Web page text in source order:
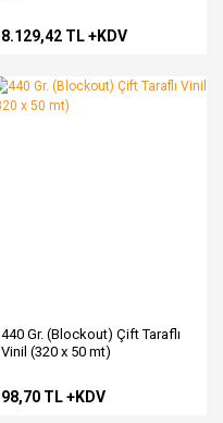
8.129,42 TL +KDV
440 Gr. (Blockout) Çift Taraflı
Vinil (320 x 50 mt)
98,70 TL +KDV